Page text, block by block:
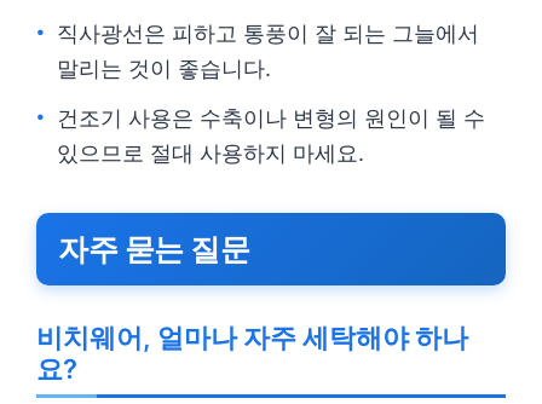
직사광선은 피하고 통풍이 잘 되는 그늘에서
말리는 것이 좋습니다.
건조기 사용은 수축이나 변형의 원인이 될 수
있으므로 절대 사용하지 마세요.
자주 묻는 질문
비치웨어, 얼마나 자주 세탁해야 하나
요?